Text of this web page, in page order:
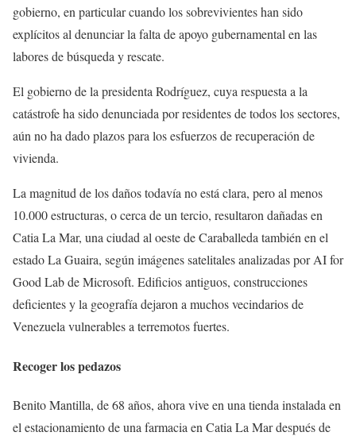
gobierno, en particular cuando los sobrevivientes han sido
explícitos al denunciar la falta de apoyo gubernamental en las
labores de búsqueda y rescate.
El gobierno de la presidenta Rodríguez, cuya respuesta a la
catástrofe ha sido denunciada por residentes de todos los sectores,
aún no ha dado plazos para los esfuerzos de recuperación de
vivienda.
La magnitud de los daños todavía no está clara, pero al menos
10.000 estructuras, o cerca de un tercio, resultaron dañadas en
Catia La Mar, una ciudad al oeste de Caraballeda también en el
estado La Guaira, según imágenes satelitales analizadas por AI for
Good Lab de Microsoft. Edificios antiguos, construcciones
deficientes y la geografía dejaron a muchos vecindarios de
Venezuela vulnerables a terremotos fuertes.
Recoger los pedazos
Benito Mantilla, de 68 años, ahora vive en una tienda instalada en
el estacionamiento de una farmacia en Catia La Mar después de